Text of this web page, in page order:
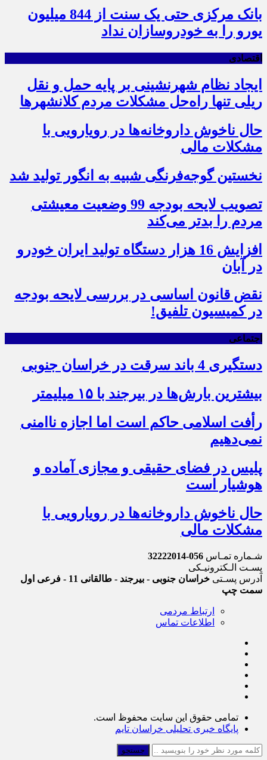
بانک مرکزی حتی یک سنت از 844 میلیون
یورو را به خودروسازان نداد
اقتصادی
ایجاد نظام شهرنشینی بر پایه حمل و نقل
ریلی تنها راه‌حل مشکلات مردم کلانشهرها
حال ناخوش داروخانه‌ها در رویارویی با
مشکلات مالی
نخستین گوجه‌فرنگی شبیه به انگور تولید شد
تصویب لایحه بودجه 99 وضعیت معیشتی
مردم را بدتر می‌کند
افزایش 16 هزار دستگاه تولید ایران خودرو
در آبان
نقض قانون اساسی در بررسی لایحه بودجه
در کمیسیون تلفیق!
اجتماعی
دستگیری 4 باند سرقت در خراسان جنوبی
بیشترین بارش‌ها در بیرجند با ۱۵ میلیمتر
رأفت اسلامی حاکم است اما اجازه ناامنی
نمی‌دهیم
پلیس در فضای حقیقی و مجازی آماده و
هوشیار است
حال ناخوش داروخانه‌ها در رویارویی با
مشکلات مالی
شـماره تمـاس 056-32222014
پسـت الـکترونیـکی
آدرس پسـتی
خراسان جنوبی - بیرجند - طالقانی 11 - فرعی اول
سمت چپ
ارتباط مردمی
اطلاعات تماس
تمامی حقوق این سایت محفوظ است.
پایگاه خبری تحلیلی خراسان تایم
جستجو